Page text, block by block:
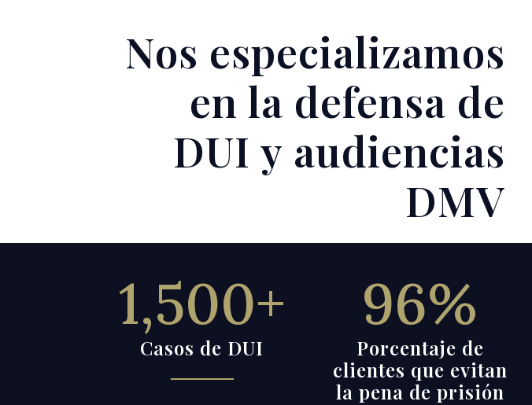
Nos especializamos
en la defensa de
DUI y audiencias
DMV
1,500+
Casos de DUI
96%
Porcentaje de
clientes que evitan
la pena de prisión